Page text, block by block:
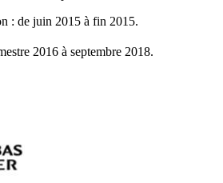
: de juin 2015 à fin 2015.
2016 à septembre 2018.